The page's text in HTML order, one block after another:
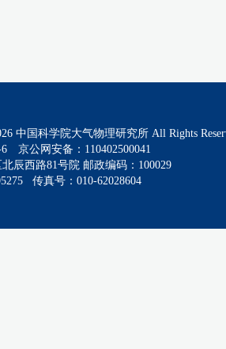
中国科学院大气物理研究所 All Rights
京公网安备：110402500041
辰西路81号院 邮政编码：100029
传真号：010-62028604